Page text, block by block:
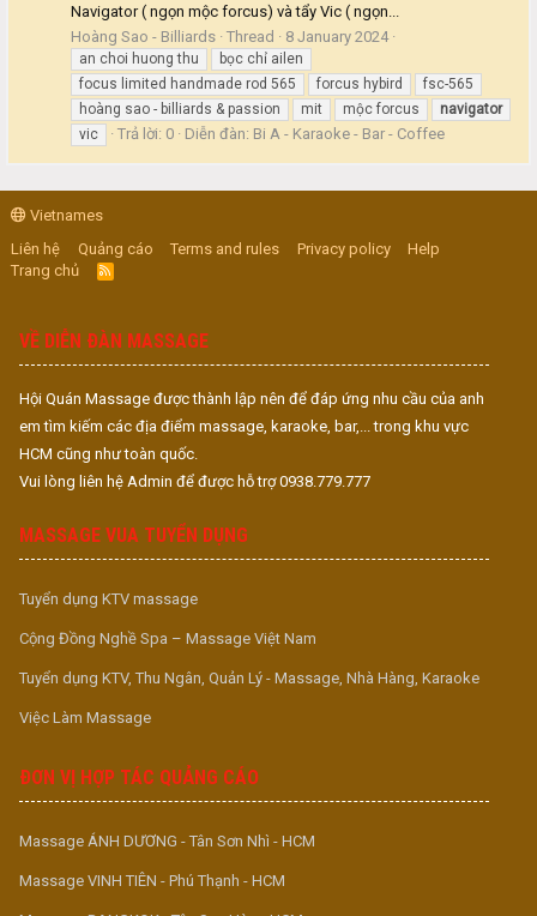
Navigator ( ngọn mộc forcus) và tẩy Vic ( ngọn...
Hoàng Sao - Billiards Thread 8 January 2024
an choi huong thu
bọc chỉ ailen
focus limited handmade rod 565
forcus hybird
fsc-565
hoàng sao - billiards & passion
mit mộc forcus
navigator
vic
Trả lời: 0 Diễn đàn: Bi A - Karaoke - Bar - Coffee
Vietnames
Liên hệ
Quảng cáo Terms and rules Privacy policy
Help
Trang chủ
R
S
VỀ DIỄN ĐÀN MASSAGE
Hội Quán Massage được thành lập nên để đáp ứng nhu cầu của anh
em tìm kiếm các địa điểm massage, karaoke, bar,... trong khu vực
HCM cũng như toàn quốc.
Vui lòng liên hệ Admin để được hỗ trợ 0938.779.777
MASSAGE VUA TUYỂN DỤNG
Tuyển dụng KTV massage
Cộng Đồng Nghề Spa – Massage Việt Nam
Tuyển dụng KTV, Thu Ngân, Quản Lý - Massage, Nhà Hàng, Karaoke
Việc Làm Massage
ĐƠN VỊ HỢP TÁC QUẢNG CÁO
Massage ÁNH DƯƠNG - Tân Sơn Nhì - HCM
Massage VINH TIÊN - Phú Thạnh - HCM